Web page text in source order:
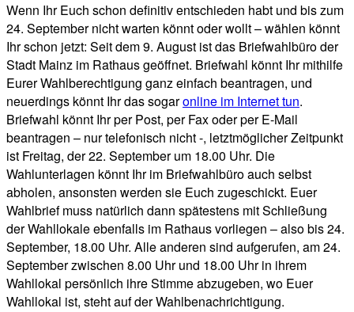
Wenn Ihr Euch schon definitiv entschieden habt und bis zum
24. September nicht warten könnt oder wollt – wählen könnt
Ihr schon jetzt: Seit dem 9. August ist das Briefwahlbüro der
Stadt Mainz im Rathaus geöffnet. Briefwahl könnt Ihr mithilfe
Eurer Wahlberechtigung ganz einfach beantragen, und
neuerdings könnt Ihr das sogaronline im Internet tun.
Briefwahl könnt Ihr per Post, per Fax oder per E-Mail
beantragen – nur telefonisch nicht -, letztmöglicher Zeitpunkt
ist Freitag, der 22. September um 18.00 Uhr. Die
Wahlunterlagen könnt Ihr im Briefwahlbüro auch selbst
abholen, ansonsten werden sie Euch zugeschickt. Euer
Wahlbrief muss natürlich dann spätestens mit Schließung
der Wahllokale ebenfalls im Rathaus vorliegen – also bis 24.
September, 18.00 Uhr. Alle anderen sind aufgerufen, am 24.
September zwischen 8.00 Uhr und 18.00 Uhr in ihrem
Wahllokal persönlich ihre Stimme abzugeben, wo Euer
Wahllokal ist, steht auf der Wahlbenachrichtigung.